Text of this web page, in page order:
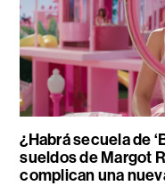
¿Habrá secuela de
sueldos de Margot
complican una